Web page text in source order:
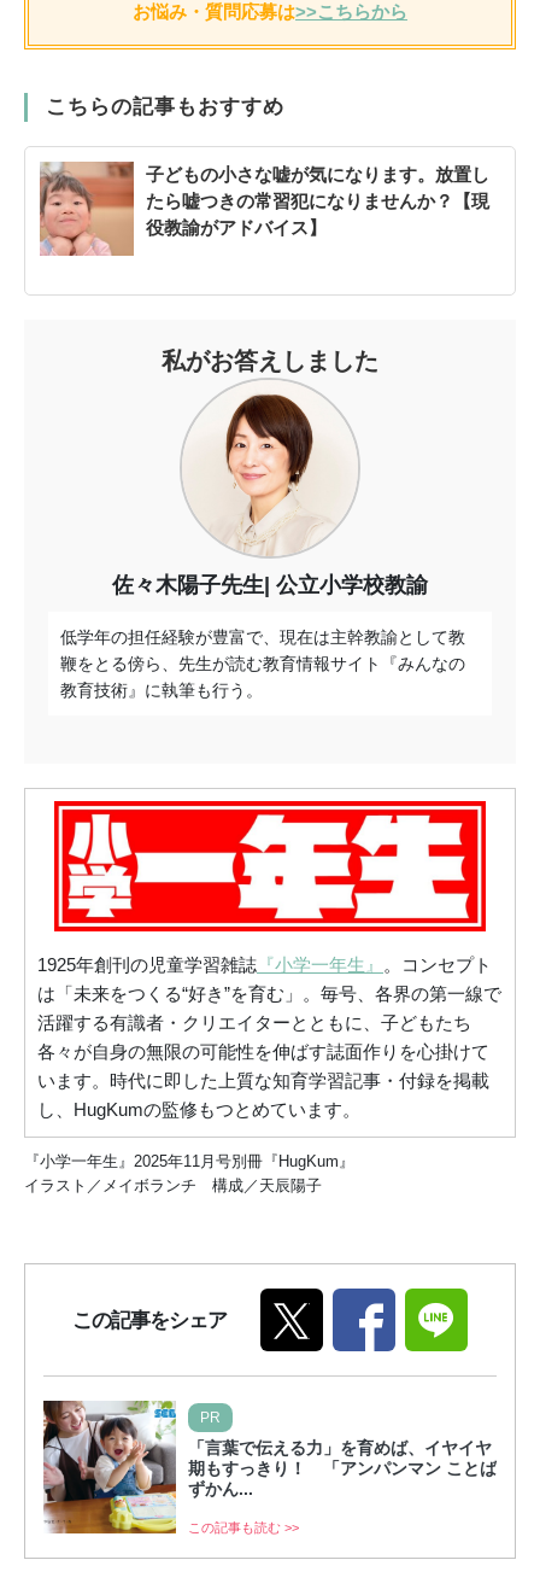
お悩み・質問応募は>>こちらから
こちらの記事もおすすめ
子どもの小さな嘘が気になります。放置し
たら嘘つきの常習犯になりませんか？【現
役教諭がアドバイス】
私がお答えしました
佐々木陽子先生 公立小学校教諭
低学年の担任経験が豊富で、現在は主幹教諭として教
鞭をとる傍ら、先生が読む教育情報サイト『みんなの
教育技術』に執筆も行う。
1925年創刊の児童学習雑誌 『小学一年生』
。コンセプト
は「未来をつくる“好き”を育む」。毎号、各界の第一線で
活躍する有識者・クリエイターとともに、子どもたち
各々が自身の無限の可能性を伸ばす誌面作りを心掛けて
います。時代に即した上質な知育学習記事・付録を掲載
し、HugKumの監修もつとめています。
『小学一年生』2025年11月号別冊『HugKum』
イラスト／メイボランチ 構成／天辰陽子
この記事をシェア
PR
「言葉で伝える力」を育めば、イヤイヤ
期もすっきり！ 「アンパンマン ことば
ずかん...
この記事も読む >>